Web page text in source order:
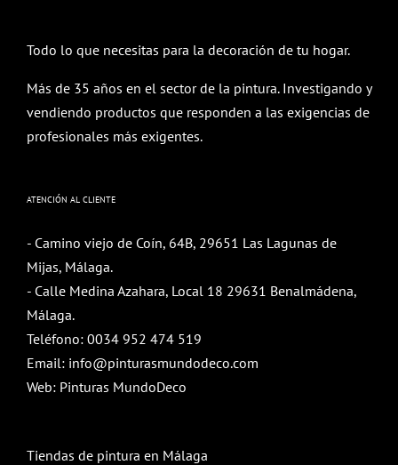
Todo lo que necesitas para la decoración de tu hogar.
Más de 35 años en el sector de la pintura. Investigando y
vendiendo productos que responden a las exigencias de
profesionales más exigentes.
ATENCIÓN AL CLIENTE
- Camino viejo de Coín, 64B, 29651 Las Lagunas de
Mijas, Málaga.
- Calle Medina Azahara, Local 18 29631 Benalmádena,
Málaga.
Teléfono: 0034 952 474 519
Email: info@pinturasmundodeco.com
Web: Pinturas MundoDeco
Tiendas de pintura en Málaga